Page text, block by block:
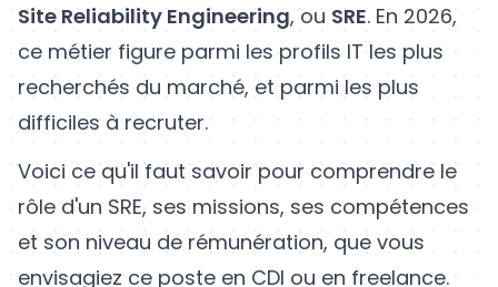
Site Reliability Engineering, ou SRE. En 2026,
ce métier figure parmi les profils IT les plus
recherchés du marché, et parmi les plus
difficiles à recruter.
Voici ce qu'il faut savoir pour comprendre le
rôle d'un SRE, ses missions, ses compétences
et son niveau de rémunération, que vous
envisagiez ce poste en CDI ou en freelance.